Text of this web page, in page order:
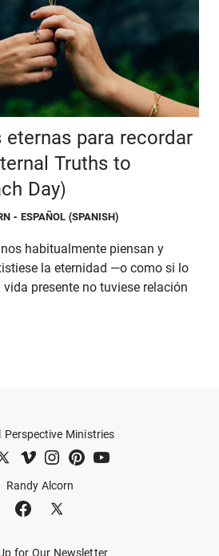
eternas para recordar
Truths to
Day)
- ESPAÑOL (SPANISH)
habitualmente piensan y
la eternidad —o como si lo
presente no tuviese relación
Randy Alcorn
Perspective Ministries
for Our Newsletter